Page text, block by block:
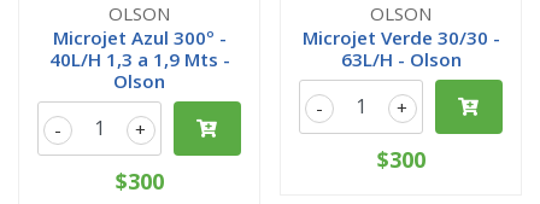
OLSON
Microjet Azul 300º -
40L/H 1,3 a 1,9 Mts -
Olson
+
-
$300
OLSON
Microjet Verde 30/30 -
63L/H - Olson
+
-
$300